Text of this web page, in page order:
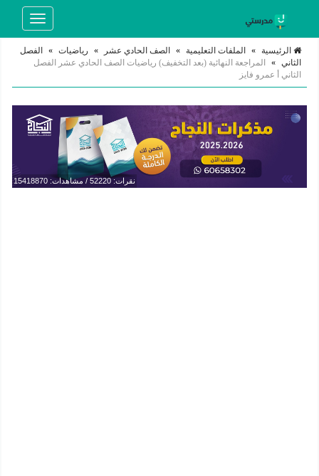
Toggle
الرئيسية » الملفات التعليمية » الصف الحادي عشر » رياضيات »
الفصل
الثاني »
المراجعة النهائية (بعد التخفيف) رياضيات الصف الحادي عشر الفصل
الثاني أ عمرو فايز
نقرات: 52220 / مشاهدات: 15418870